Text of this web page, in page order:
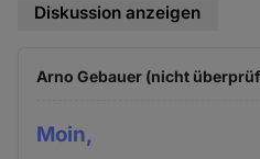
Diskussion anzeigen
Arno Gebauer (nicht
Moin,